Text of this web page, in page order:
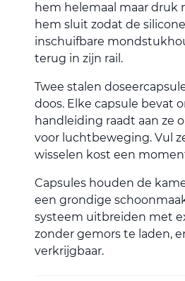
hem helemaal maar druk
hem sluit zodat de
inschuifbare
terug in zijn rail.
Twee stalen
doos. Elke capsule bevat
handleiding raadt aan ze
voor luchtbeweging. Vul
wisselen kost een
Capsules houden de
een grondige
systeem uitbreiden met
zonder gemors te laden,
verkrijgbaar.